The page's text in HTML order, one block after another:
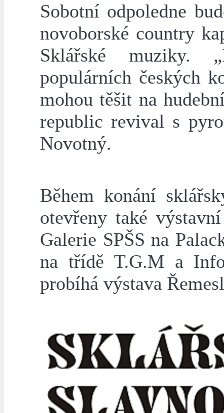
Sobotní odpoledne
novoborské country
Sklářské muziky.
populárních českých
mohou těšit na
republic revival s
Novotný.
Během konání
otevřeny také
Galerie SPŠS na
na třídě T.G.M a
probíhá výstava